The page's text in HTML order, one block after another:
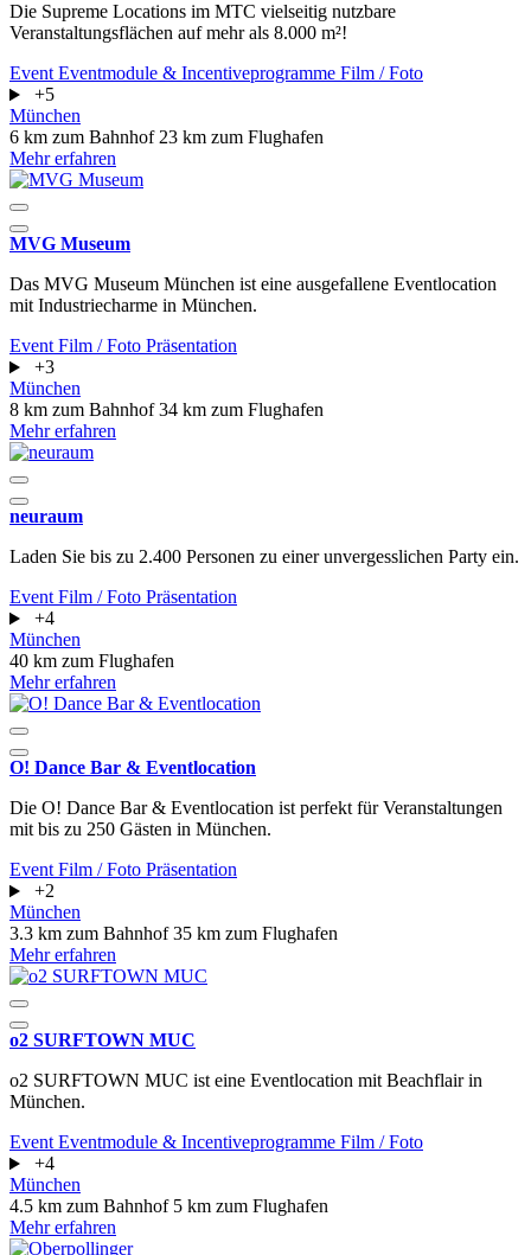
Die Supreme Locations im MTC vielseitig nutzbare
Veranstaltungsflächen auf mehr als 8.000 m²!
Event Eventmodule & Incentiveprogramme Film / Foto
+5
München
6 km zum Bahnhof 23 km zum Flughafen
Mehr erfahren
MVG Museum
Das MVG Museum München ist eine ausgefallene Eventlocation
mit Industriecharme in München.
Event Film / Foto Präsentation
+3
München
8 km zum Bahnhof34 km zum Flughafen
Mehr erfahren
neuraum
Laden Sie bis zu 2.400 Personen zu einer unvergesslichen Party ein.
Event Film / Foto Präsentation
+4
München
40 km zum Flughafen
Mehr erfahren
O! Dance Bar & Eventlocation
Die O! Dance Bar & Eventlocation ist perfekt für Veranstaltungen
mit bis zu 250 Gästen in München.
Event Film / Foto Präsentation
+2
München
3.3 km zum Bahnhof35 km zum Flughafen
Mehr erfahren
o2 SURFTOWN MUC
o2 SURFTOWN MUC ist eine Eventlocation mit Beachflair in
München.
Event Eventmodule & Incentiveprogramme Film / Foto
+4
München
4.5 km zum Bahnhof 5 km zum Flughafen
Mehr erfahren